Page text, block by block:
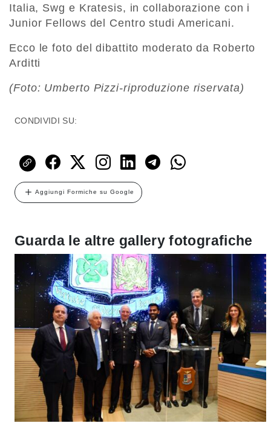
Italia, Swg e Kratesis, in collaborazione con i
Junior Fellows del Centro studi Americani.
Ecco le foto del dibattito moderato da Roberto
Arditti
(Foto: Umberto Pizzi-riproduzione riservata)
CONDIVIDI SU:
Aggiungi Formiche su Google
Guarda le altre gallery fotografiche